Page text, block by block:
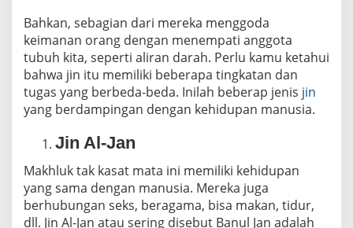
a
n
u
s
i
a
Bahkan, sebagian dari mereka menggoda
keimanan orang dengan menempati anggota
tubuh kita, seperti aliran darah. Perlu kamu ketahui
bahwa jin itu memiliki beberapa tingkatan dan
tugas yang berbeda-beda. Inilah beberap jenis jin
yang berdampingan dengan kehidupan manusia.
Jin Al-Jan
Makhluk tak kasat mata ini memiliki kehidupan
yang sama dengan manusia. Mereka juga
berhubungan seks, beragama, bisa makan, tidur,
dll. Jin Al-Jan atau sering disebut Banul Jan adalah